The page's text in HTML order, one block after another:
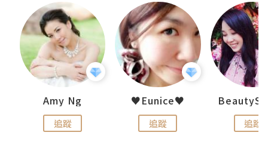
Amy Ng
追蹤
♥Eunice♥
追蹤 追蹤